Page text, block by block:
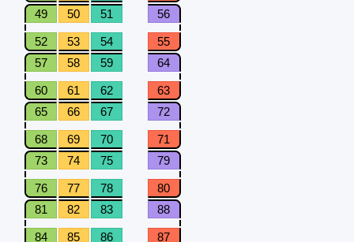
49
50 51 56
52 53 54
55
57
58 59 64
60 61 62
63
65
66 67 72
68 69 70
71
73
74 75 79
76 77 78
80
81
82 83 88
84 85 86 87